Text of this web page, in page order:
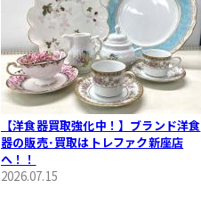
【洋食器買取強化中！】ブランド洋食
器の販売･買取はトレファク新座店
へ！！
2026.07.15